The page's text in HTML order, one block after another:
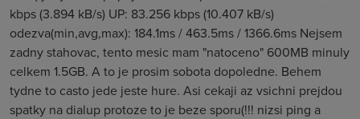
kbps (3.894 kB/s) UP: 83.256 kbps (10.407 kB/s)
odezva(min,avg,max): 184.1ms / 463.5ms / 1366.6ms Nejsem
zadny stahovac, tento mesic mam "natoceno" 600MB minuly
celkem 1.5GB. A to je prosim sobota dopoledne. Behem
tydne to casto jede jeste hure. Asi cekaji az vsichni prejdou
spatky na dialup protoze to je beze sporu(!!! nizsi ping a